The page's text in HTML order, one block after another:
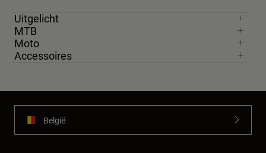
Uitgelicht
MTB
Moto
Accessoires
België